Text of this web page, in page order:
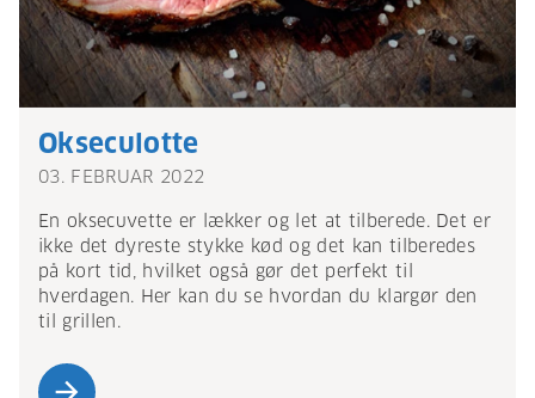
Okseculotte
03. FEBRUAR 2022
En oksecuvette er lækker og let at tilberede. Det er
ikke det dyreste stykke kød og det kan tilberedes
på kort tid, hvilket også gør det perfekt til
hverdagen. Her kan du se hvordan du klargør den
til grillen.